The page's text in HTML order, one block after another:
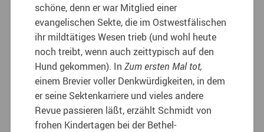
schöne, denn er war Mitglied einer
evangelischen Sekte, die im Ostwestfälischen
ihr mildtätiges Wesen trieb (und wohl heute
noch treibt, wenn auch zeittypisch auf den
Hund gekommen). InZum ersten Mal tot,
einem Brevier voller Denkwürdigkeiten, in dem
er seine Sektenkarriere und vieles andere
Revue passieren läßt, erzählt Schmidt von
frohen Kindertagen bei der Bethel-